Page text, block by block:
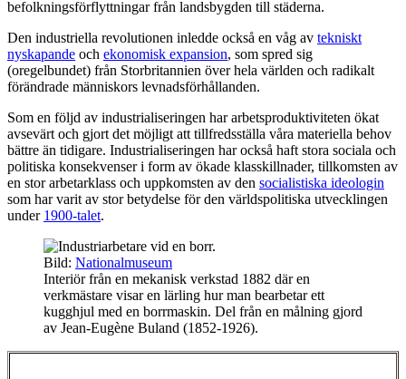
befolkningsförflyttningar från landsbygden till städerna.
Den industriella revolutionen inledde också en våg av tekniskt
nyskapande och ekonomisk expansion, som spred sig
(oregelbundet) från Storbritannien över hela världen och radikalt
förändrade människors levnadsförhållanden.
Som en följd av industrialiseringen har arbetsproduktiviteten ökat
avsevärt och gjort det möjligt att tillfredsställa våra materiella behov
bättre än tidigare. Industrialiseringen har också haft stora sociala och
politiska konsekvenser i form av ökade klasskillnader, tillkomsten av
en stor arbetarklass och uppkomsten av den socialistiska ideologin
som har varit av stor betydelse för den världspolitiska utvecklingen
under 1900-talet.
Bild: Nationalmuseum
Interiör från en mekanisk verkstad 1882 där en
verkmästare visar en lärling hur man bearbetar ett
kugghjul med en borrmaskin. Del från en målning gjord
av Jean-Eugène Buland (1852-1926).